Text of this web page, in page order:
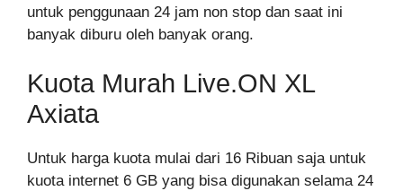
untuk penggunaan 24 jam non stop dan saat ini
banyak diburu oleh banyak orang.
Kuota Murah Live.ON XL
Axiata
Untuk harga kuota mulai dari 16 Ribuan saja untuk
kuota internet 6 GB yang bisa digunakan selama 24